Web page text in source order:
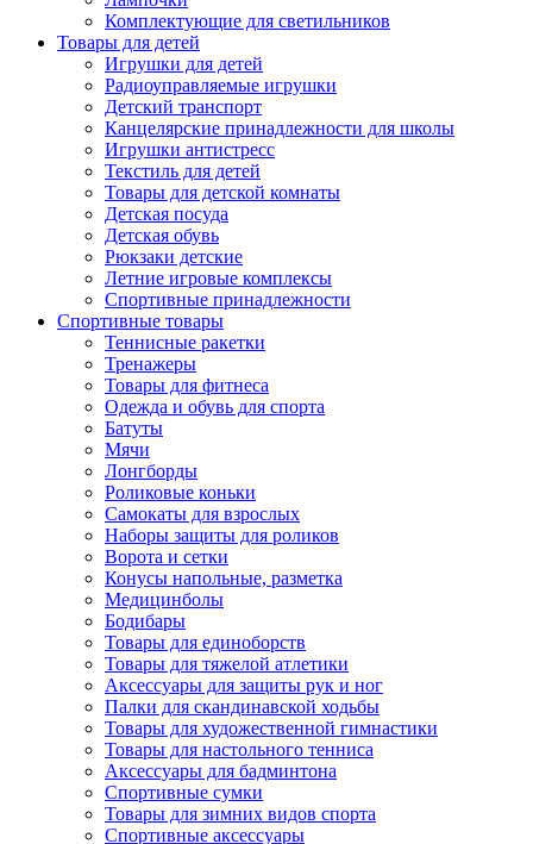
Комплектующие для светильников
Товары для детей
Игрушки для детей
Радиоуправляемые игрушки
Детский транспорт
Канцелярские принадлежности для школы
Игрушки антистресс
Текстиль для детей
Товары для детской комнаты
Детская посуда
Детская обувь
Рюкзаки детские
Летние игровые комплексы
Спортивные принадлежности
Спортивные товары
Теннисные ракетки
Тренажеры
Товары для фитнеса
Одежда и обувь для спорта
Батуты
Мячи
Лонгборды
Роликовые коньки
Самокаты для взрослых
Наборы защиты для роликов
Ворота и сетки
Конусы напольные, разметка
Медицинболы
Бодибары
Товары для единоборств
Товары для тяжелой атлетики
Аксессуары для защиты рук и ног
Палки для скандинавской ходьбы
Товары для художественной гимнастики
Товары для настольного тенниса
Аксессуары для бадминтона
Спортивные сумки
Товары для зимних видов спорта
Спортивные аксессуары